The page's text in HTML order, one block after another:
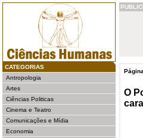
CATEGORIAS
Antropologia
Artes
Ciências Politicas
Cinema e Teatro
Comunicações e Mídia
Economia
O